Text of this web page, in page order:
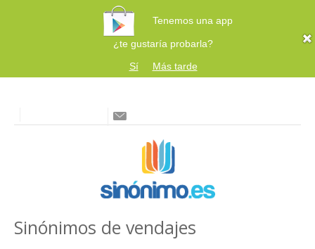
Tenemos una app
¿te gustaría probarla?
Sí
Más tarde
Sinónimos de vendajes